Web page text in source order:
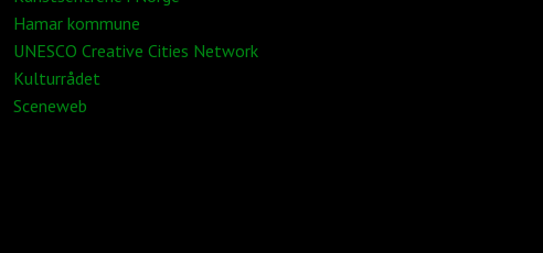
Hamar kommune
UNESCO Creative Cities Network
Kulturrådet
Sceneweb